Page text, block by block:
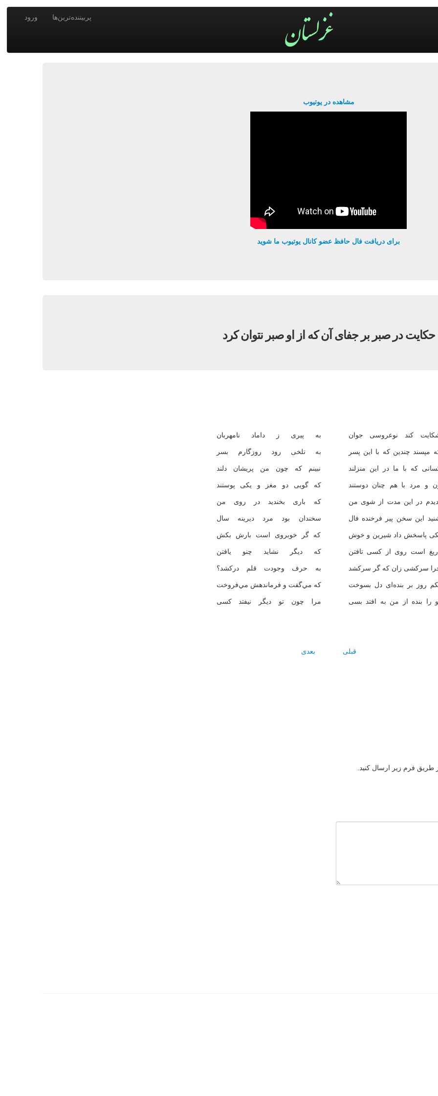
پربیننده‌ترین‌ها ورود
مشاهده در یوتیوب
برای دریافت فال حافظ عضو کانال یوتیوب ما شوید
حكايت در صبر بر جفاى آن كه از او صبر نتوان كرد
كند نوعروسى جوان به پيرى ز داماد نامهربان
مپسند چندين كه با اين پسر به تلخى رود روزگارم بسر
كه با ما در اين منزلند نبينم كه چون من پريشان دلند
و مرد با هم چنان دوستند كه گويى دو مغز و يكى پوستند
در اين مدت از شوى من كه بارى بخنديد در روى من
اين سخن پير فرخنده فال سخندان بود مرد ديرينه سال
پاسخش داد شيرين و خوش كه گر خوبروى است بارش بكش
است روى از كسى تافتن كه ديگر نشايد چنو يافتن
سركشى زان كه گر سركشد به حرف وجودت قلم دركشد؟
روز بر بنده‌اى دل بسوخت كه مي‌گفت و فرماندهش مي‌فروخت
را بنده از من به افتد بسى مرا چون تو ديگر نيفتد كسى
قبلی بعدی
طریق فرم زیر ارسال کنید.